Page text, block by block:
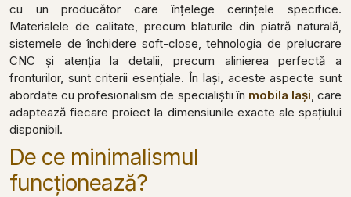
cu un producător care înțelege cerințele specifice.
Materialele de calitate, precum blaturile din piatră naturală,
sistemele de închidere soft-close, tehnologia de prelucrare
CNC și atenția la detalii, precum alinierea perfectă a
fronturilor, sunt criterii esențiale. În Iași, aceste aspecte sunt
abordate cu profesionalism de specialiștii în mobila Iași , care
adaptează fiecare proiect la dimensiunile exacte ale spațiului
disponibil.
De ce minimalismul
funcționează?